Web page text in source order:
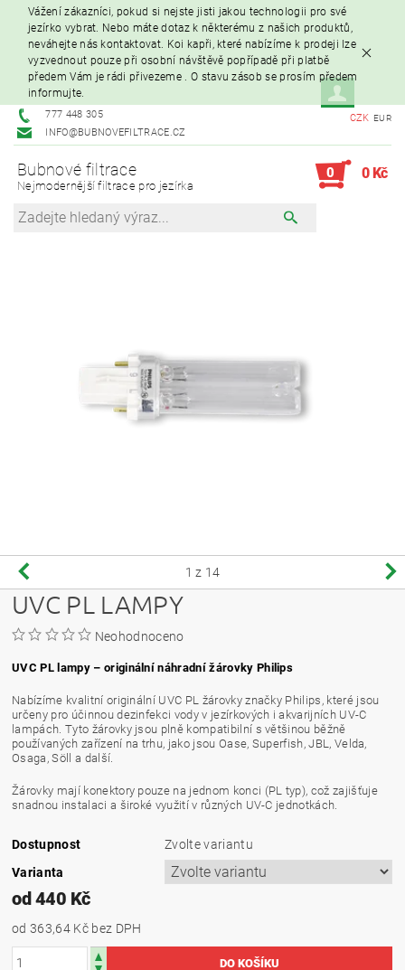
Vážení zákazníci, pokud si nejste jisti jakou technologii pro své
jezírko vybrat. Nebo máte dotaz k některému z našich produktů,
neváhejte nás kontaktovat. Koi kapři, které nabízíme k prodeji lze
vyzvednout pouze při osobní návštěvě popřípadě při platbě
předem Vám je rádi přivezeme . O stavu zásob se prosím předem
informujte.
777 448 305
INFO@BUBNOVEFILTRACE.CZ
CZK EUR
Bubnové filtrace
Nejmodernější filtrace pro jezírka
0 0 Kč
1 z 14
UVC PL LAMPY
Neohodnoceno
UVC PL lampy – originální náhradní žárovky Philips
Nabízíme kvalitní originální UVC PL žárovky značky Philips , které jsou
určeny pro účinnou dezinfekci vody v jezírkových i akvarijních UV-C
lampách. Tyto žárovky jsou plně kompatibilní s většinou běžně
používaných zařízení na trhu, jako jsou Oase, Superfish,JBL , Velda,
Osaga ,Söll a další.
Žárovky mají konektory pouze na jednom konci (PL typ), což zajišťuje
snadnou instalaci a široké využití v různých UV-C jednotkách.
Dostupnost
Zvolte variantu
Varianta
od 440 Kč
od 363,64 Kč bez DPH